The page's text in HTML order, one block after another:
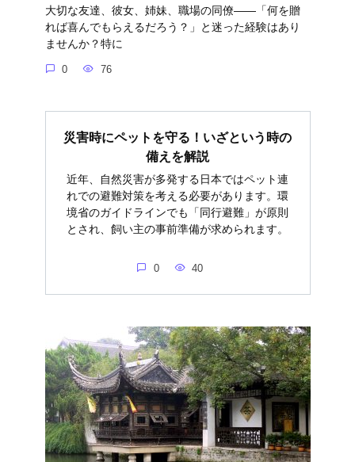
大切な友達、彼女、姉妹、職場の同僚――「何を贈
れば喜んでもらえるだろう？」と迷った経験はあり
ませんか？特に
0 76
災害時にペットを守る！いざという時の
備えを解説
近年、自然災害が多発する日本ではペット連
れでの避難対策を考える必要があります。環
境省のガイドラインでも「同行避難」が原則
とされ、飼い主の事前準備が求められます。
0 40